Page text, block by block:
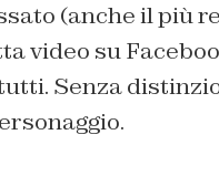
(anche il più
video su
Senza